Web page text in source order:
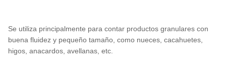
Se utiliza principalmente para contar productos granulares con
buena fluidez y pequeño tamaño, como nueces, cacahuetes,
higos, anacardos, avellanas, etc.